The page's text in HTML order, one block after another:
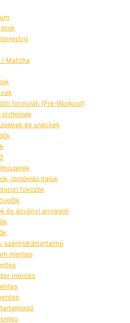
Matcha
formulák (Pre-Workout)
proteinek
és snackek
izotóniás italok
fokozók
és ásványi anyagok
szénhidráttartalmú
mentes
mentes